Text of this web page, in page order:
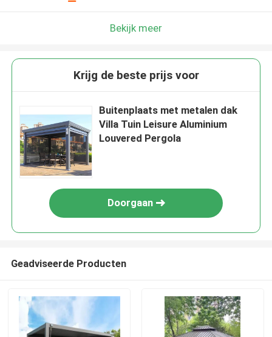
Bekijk meer
Krijg de beste prijs voor
Buitenplaats met metalen dak
Villa Tuin Leisure Aluminium
Louvered Pergola
Doorgaan
Geadviseerde Producten